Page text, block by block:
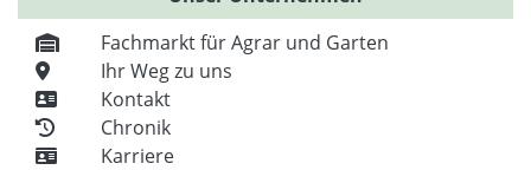
Fachmarkt für Agrar und Garten
Ihr Weg zu uns
Kontakt
Chronik
Karriere